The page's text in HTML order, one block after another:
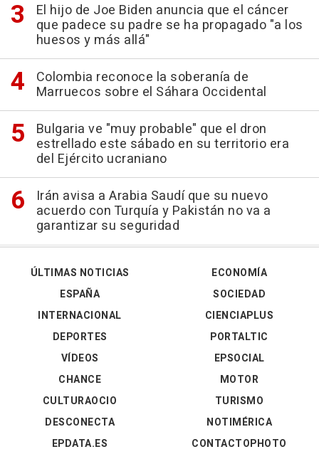
El hijo de Joe Biden anuncia que el cáncer
que padece su padre se ha propagado "a los
huesos y más allá"
Colombia reconoce la soberanía de
Marruecos sobre el Sáhara Occidental
Bulgaria ve "muy probable" que el dron
estrellado este sábado en su territorio era
del Ejército ucraniano
Irán avisa a Arabia Saudí que su nuevo
acuerdo con Turquía y Pakistán no va a
garantizar su seguridad
ÚLTIMAS NOTICIAS
ESPAÑA
INTERNACIONAL
DEPORTES
VÍDEOS
ECONOMÍA
SOCIEDAD
CIENCIAPLUS
PORTALTIC
EPSOCIAL
CHANCE
CULTURAOCIO
DESCONECTA
EPDATA.ES
MOTOR
TURISMO
NOTIMÉRICA
CONTACTOPHOTO